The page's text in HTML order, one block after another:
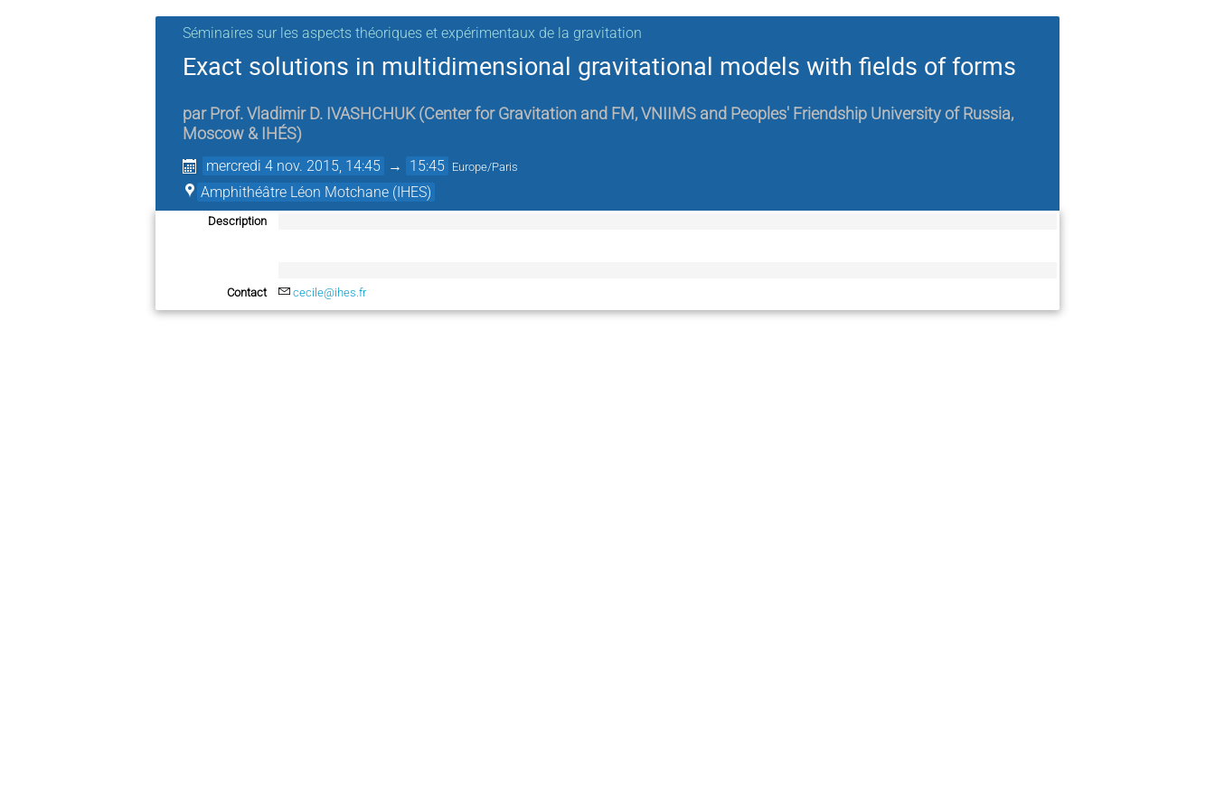
Séminaires sur les aspects théoriques et expérimentaux de la gravitation
Exact solutions in multidimensional gravitational models with fields of forms
par Prof. Vladimir D. IVASHCHUK (Center for Gravitation and FM, VNIIMS and Peoples' Friendship University of Russia,
Moscow & IHÉS)
mercredi 4 nov. 2015, 14:45 → 15:45 Europe/Paris
Amphithéâtre Léon Motchane (IHES)
Description
Contact cecile@ihes.fr